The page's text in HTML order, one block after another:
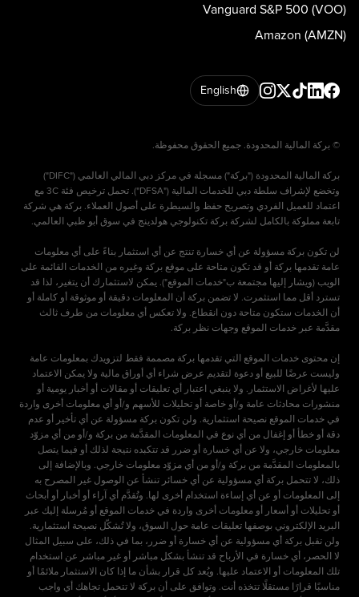
Vanguard S&P 500 (VOO)
Amazon (AMZN)
English
بركة المالية المحدودة ("بركة") مسجلة في مركز دبي المالي العالمي ("DIFC")
وتخضع لإشراف سلطة دبي للخدمات المالية ("DFSA"). تحمل ترخيص فئة 3C مع
اعتماد للعميل الفردي وتصريح حفظ والسيطرة على أصول العملاء. بركة هي شركة
لن تكون بركة مسؤولة عن أي خسارة تنتج عن أي استثمار بناءً على أي معلومات
عامة تقدمها بركة أو قد تكون متاحة على موقع بركة وغيره من الخدمات القائمة على
الويب (ويشار إليها مجتمعة ب"خدمات الموقع"). يمكن لاستثمارك أن يتغير، لذا قد
تسترد أقل مما استثمرت. لا تضمن بركة أن المعلومات دقيقة أو موثوقة أو كاملة أو
أن الخدمات ستكون متاحة دون انقطاع. ولا تعكس أي معلومات من طرف ثالث
إن محتوى خدمات الموقع التي تقدمها بركة مصممة فقط لتزويدك بمعلومات عامة
وليست عرضًا للبيع أو دعوة لتقديم عرض شراء أي أوراق مالية ولا يمكن الاعتماد
عليها لأغراض الاستثمار. ولا ينبغي اعتبار أي تعليقات أو مقالات أو أخبار يومية أو
منشورات محادثات عامة و/أو خاصة أو تحليلات للأسهم و/أو أي معلومات أخرى واردة
في خدمات الموقع نصيحة استثمارية. ولن تكون بركة مسؤولة عن أي تأخير أو عدم
دقة أو خطأ أو إغفال من أي نوع في المعلومات المقدَّمة من بركة و/أو من أي مزوّد
معلومات خارجي، ولا عن أي خسارة أو ضرر قد تتكبده نتيجة لذلك أو فيما يتصل
بالمعلومات المقدَّمة من بركة و/أو من أي مزوّد معلومات خارجي. وبالإضافة إلى
ذلك، لا تتحمل بركة أي مسؤولية عن أي خسائر تنشأ عن الوصول غير المصرح به
إلى المعلومات أو عن أي إساءة استخدام أخرى لها. وتُقدَّم أي آراء أو أخبار أو أبحاث
أو تحليلات أو أسعار أو معلومات أخرى واردة في خدمات الموقع أو مُرسلة إليك عبر
البريد الإلكتروني بوصفها تعليقات عامة حول السوق، ولا تُشكّل نصيحة استثمارية.
ولن تقبل بركة أي مسؤولية عن أي خسارة أو ضرر، بما في ذلك، على سبيل المثال
لا الحصر، أي خسارة في الأرباح قد تنشأ بشكل مباشر أو غير مباشر عن استخدام
تلك المعلومات أو الاعتماد عليها. ويُعد كل قرار بشأن ما إذا كان الاستثمار ملائمًا أو
مناسبًا قرارًا مستقلًا تتخذه أنت. وتوافق على أن بركة لا تتحمل تجاهك أي واجب